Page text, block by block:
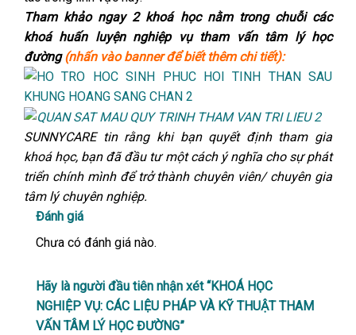
Tham khảo ngay 2 khoá học nằm trong chuỗi các
khoá huấn luyện nghiệp vụ tham vấn tâm lý học
đường(nhấn vào banner để biết thêm chi tiết):
SUNNYCARE tin rằng khi bạn quyết định tham gia
khoá học, bạn đã đầu tư một cách ý nghĩa cho sự phát
triển chính mình để trở thành chuyên viên/ chuyên gia
tâm lý chuyên nghiệp.
Đánh giá
Chưa có đánh giá nào.
Hãy là người đầu tiên nhận xét “KHOÁ HỌC
NGHIỆP VỤ: CÁC LIỆU PHÁP VÀ KỸ THUẬT THAM
VẤN TÂM LÝ HỌC ĐƯỜNG”